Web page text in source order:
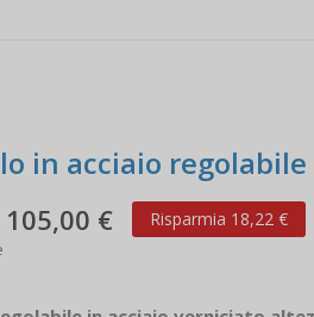
in acciaio regolabile
105,00 € Risparmia 18,22 €